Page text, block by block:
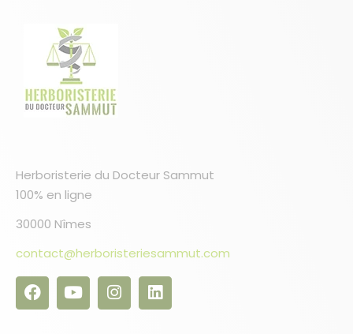
Herboristerie du Docteur Sammut
100% en ligne
30000 Nîmes
contact@herboristeriesammut.com